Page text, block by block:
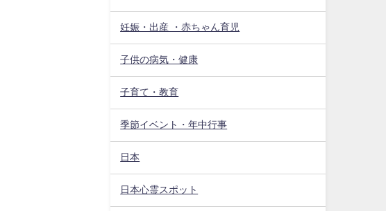
妊娠・出産 ・赤ちゃん育児
子供の病気・健康
子育て・教育
季節イベント・年中行事
日本
日本心霊スポット